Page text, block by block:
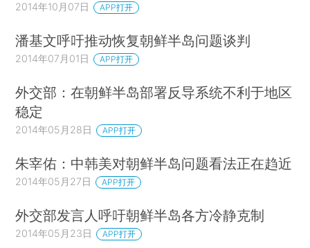
2014年10月07日 APP打开
潘基文呼吁推动恢复朝鲜半岛问题谈判
2014年07月01日 APP打开
外交部：在朝鲜半岛部署反导系统不利于地区
稳定
2014年05月28日 APP打开
朱宰佑：中韩美对朝鲜半岛问题看法正在趋近
2014年05月27日 APP打开
外交部发言人呼吁朝鲜半岛各方冷静克制
2014年05月23日 APP打开